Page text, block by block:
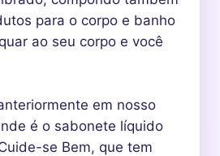
para o corpo e banho
ao seu corpo e você
em nosso
é o sabonete líquido
se Bem, que tem